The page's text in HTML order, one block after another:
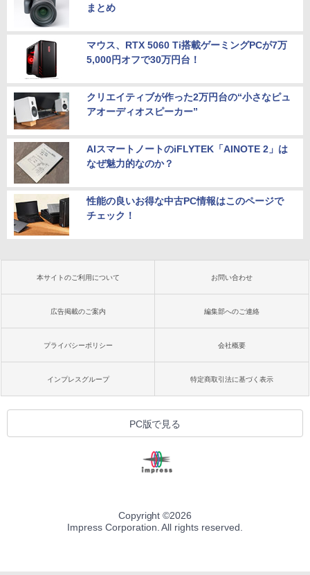
まとめ
マウス、RTX 5060 Ti搭載ゲーミングPCが7万
5,000円オフで30万円台！
クリエイティブが作った2万円台の“小さなピュ
アオーディオスピーカー”
AIスマートノートのiFLYTEK「AINOTE 2」は
なぜ魅力的なのか？
性能の良いお得な中古PC情報はこのページで
チェック！
本サイトのご利用について お問い合わせ
広告掲載のご案内 編集部へのご連絡
プライバシーポリシー 会社概要
インプレスグループ 特定商取引法に基づく表示
PC版で見る
Copyright ©2026
Impress Corporation. All rights reserved.